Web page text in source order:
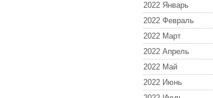
2022 Январь
2022 Февраль
2022 Март
2022 Апрель
2022 Май
2022 Июнь